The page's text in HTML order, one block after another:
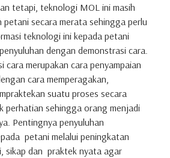
tetapi, teknologi MOL ini masih
petani secara merata sehingga perlu
teknologi ini kepada petani
dengan demonstrasi cara.
merupakan cara penyampaian
cara memperagakan,
suatu proses secara
perhatian sehingga orang menjadi
Pentingnya penyuluhan
petani melalui peningkatan
sikap dan praktek nyata agar